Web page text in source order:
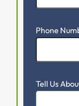
Phone
Tell Us